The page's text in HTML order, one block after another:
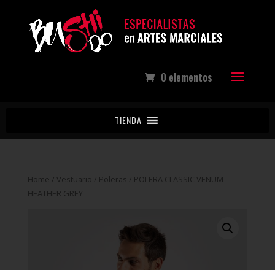
0 elementos
TIENDA
Home / Vestuario / Poleras / POLERA CLASSIC VENUM
HEATHER GREY